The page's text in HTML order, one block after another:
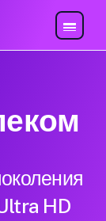
HD